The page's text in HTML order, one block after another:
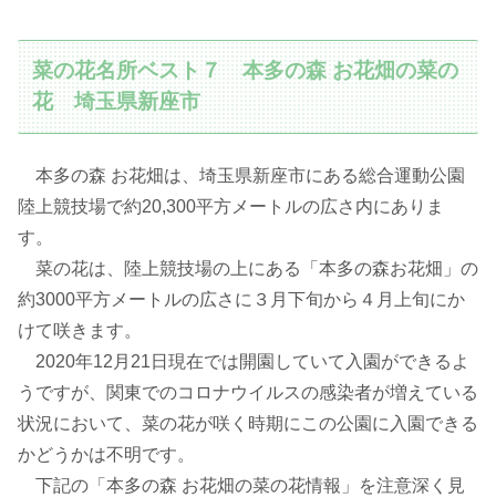
菜の花名所ベスト７ 本多の森 お花畑の菜の
花 埼玉県新座市
本多の森 お花畑は、埼玉県新座市にある総合運動公園
陸上競技場で約20,300平方メートルの広さ内にありま
す。
菜の花は、陸上競技場の上にある「本多の森お花畑」の
約3000平方メートルの広さに３月下旬から４月上旬にか
けて咲きます。
2020年12月21日現在では開園していて入園ができるよ
うですが、関東でのコロナウイルスの感染者が増えている
状況において、菜の花が咲く時期にこの公園に入園できる
かどうかは不明です。
下記の「本多の森 お花畑の菜の花情報」を注意深く見